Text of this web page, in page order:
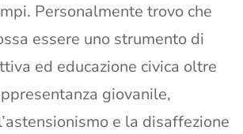
Personalmente trovo che
essere uno strumento di
ed educazione civica oltre
giovanile,
e la disaffezione